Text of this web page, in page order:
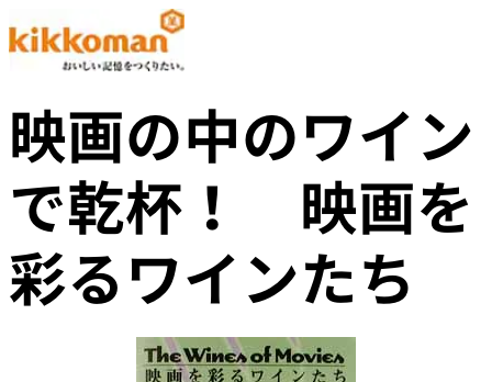
映画の中のワイン
で乾杯！ 映画を
彩るワインたち